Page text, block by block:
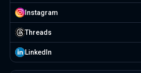
Instagram
Threads
Linkedln